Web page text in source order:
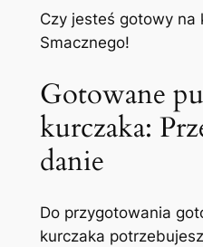
Czy jesteś gotowy na
Smacznego!
Gotowane
kurczaka:
danie
Do przygotowania
kurczaka